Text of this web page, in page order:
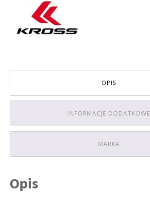
BRĄZOWO
POŁYSK
OPIS
INFORMACJE DODATKOWE
MARKA
Opis